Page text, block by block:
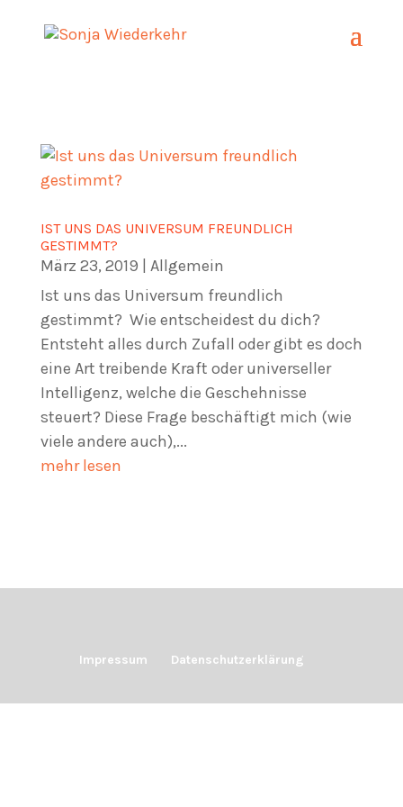
IST UNS DAS UNIVERSUM FREUNDLICH
GESTIMMT?
März 23, 2019
Allgemein
Ist uns das Universum freundlich
gestimmt? Wie entscheidest du dich?
Entsteht alles durch Zufall oder gibt es doch
eine Art treibende Kraft oder universeller
Intelligenz, welche die Geschehnisse
steuert? Diese Frage beschäftigt mich (wie
viele andere auch),...
mehr lesen
Impressum Datenschutzerklärung